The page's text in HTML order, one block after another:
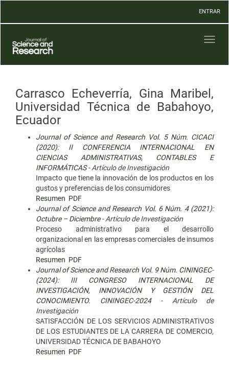
Contenido
Barra
lateral
ENTRAR
Carrasco Echeverría, Gina Maribel,
Universidad Técnica de Babahoyo,
Ecuador
Journal of Science and Research Vol. 5 Núm. CICACI
(2020): II CONFERENCIA INTERNACIONAL EN
CIENCIAS ADMINISTRATIVAS, CONTABLES E
INFORMÁTICAS- Artículo de Investigación
Impacto que tiene la innovación de los productos en los
gustos y preferencias de los consumidores
Resumen PDF
Journal of Science and Research Vol. 6 Núm. 4 (2021):
Octubre – Diciembre- Artículo de Investigación
Proceso administrativo para el desarrollo
organizacional en las empresas comerciales de insumos
agrícolas
Resumen PDF
Journal of Science and Research Vol. 9 Núm. CININGEC-
(2024): III CONGRESO INTERNACIONAL DE
INVESTIGACIÓN, INNOVACIÓN Y GESTIÓN DEL
CONOCIMIENTO. CININGEC-2024- Artículo de
Investigación
SATISFACCIÓN DE LOS SERVICIOS ADMINISTRATIVOS
DE LOS ESTUDIANTES DE LA CARRERA DE COMERCIO,
UNIVERSIDAD TÉCNICA DE BABAHOYO
Resumen PDF